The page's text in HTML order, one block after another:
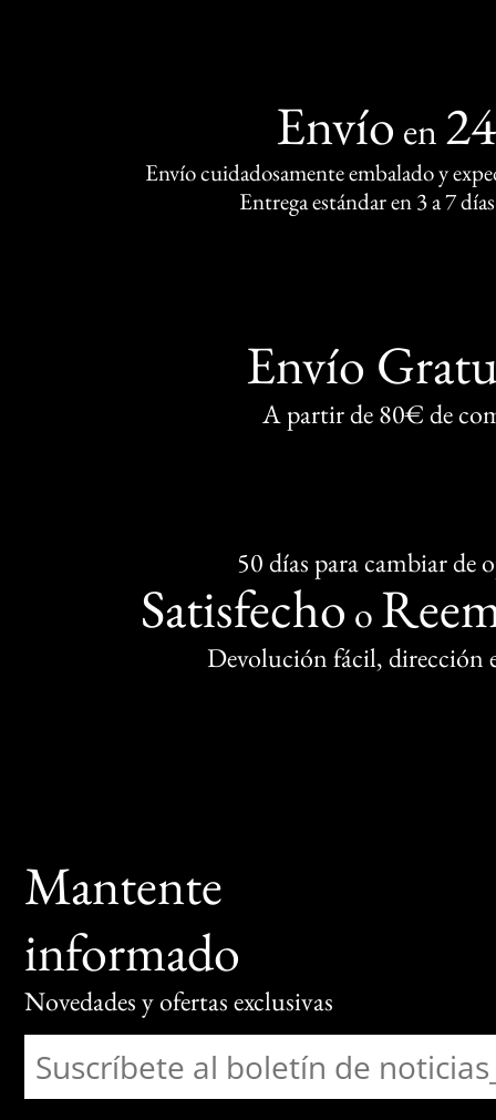
Envío en
Envío cuidadosamente embalado y
Entrega estándar en 3 a 7
Envío
A partir de 80€ de
50 días para cambiar de
Satisfecho o
Devolución fácil, dirección
Mantente
informado
Novedades y ofertas exclusivas